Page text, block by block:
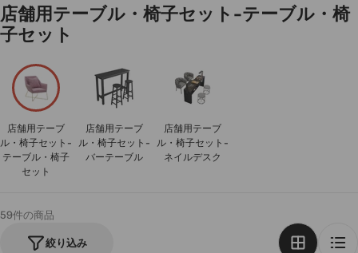
ッ
プ
コ
レ
シ
ョ
:
店舗用テーブル・椅子セット-テーブル・椅
子セット
店舗用テーブ
ル・椅子セット-
テーブル・椅子
セット
店舗用テーブ
ル・椅子セット-
バーテーブル
店舗用テーブ
ル・椅子セット-
ネイルデスク
59件の商品
絞り込み